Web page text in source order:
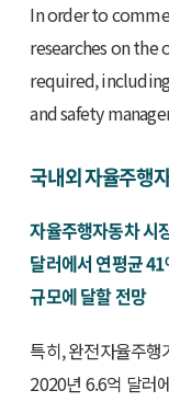
In order to
researches on
required,
and safety
국내외 자율주행
자율주행자동차 시
달러에서 연평균
규모에 달할 전망
특히, 완전자율주
2020년 6.6억 달러